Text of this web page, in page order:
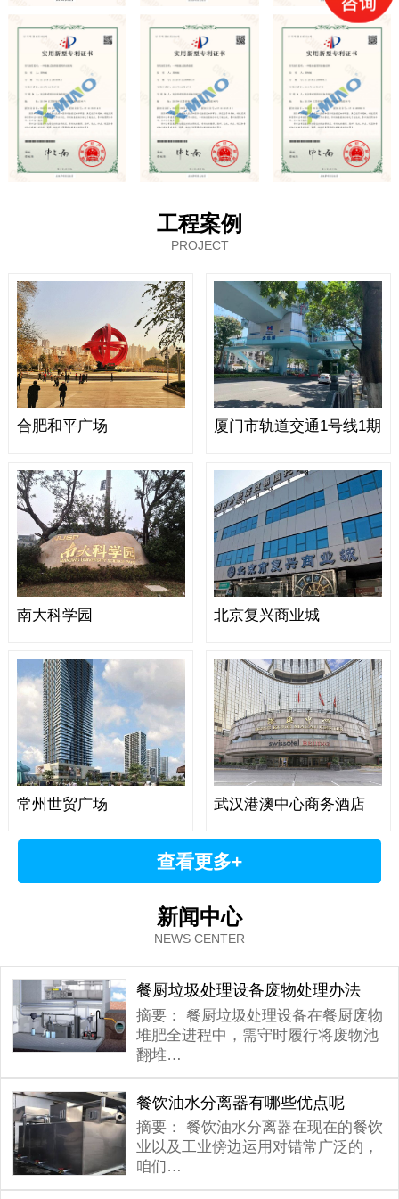
工程案例
PROJECT
合肥和平广场 厦门市轨道交通1号线1期
南大科学园 北京复兴商业城
常州世贸广场 武汉港澳中心商务酒店
查看更多+
新闻中心
NEWS CENTER
餐厨垃圾处理设备废物处理办法
摘要：
餐厨垃圾处理设备在餐厨废物
堆肥全进程中，需守时履行将废物池
翻堆…
餐饮油水分离器有哪些优点呢
摘要：
餐饮油水分离器在现在的餐饮
业以及工业傍边运用对错常广泛的，
咱们…